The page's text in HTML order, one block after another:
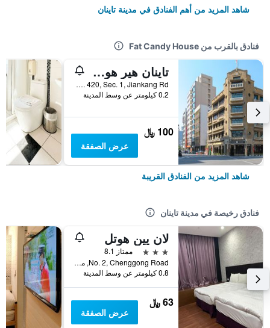
شاهد المزيد من أهم الفنادق في مدينة تاينان
فنادق بالقرب من Fat Candy House
تاينان هير هوستل 2
No.4, Ln. 420, Sec. 1, Jiankang Rd., مدينة تاينان, تايوان
0.2 كيلومتر عن وسط المدينة
100 ﷼
عرض الصفقة
شاهد المزيد من الفنادق القريبة
فنادق رخيصة في مدينة تاينان
لان يين هوتل
3 نجوم
ممتاز 8.1
No. 2, Chenggong Road, مدينة تاينان, تايوان
0.8 كيلومتر عن وسط المدينة
63 ﷼
عرض الصفقة